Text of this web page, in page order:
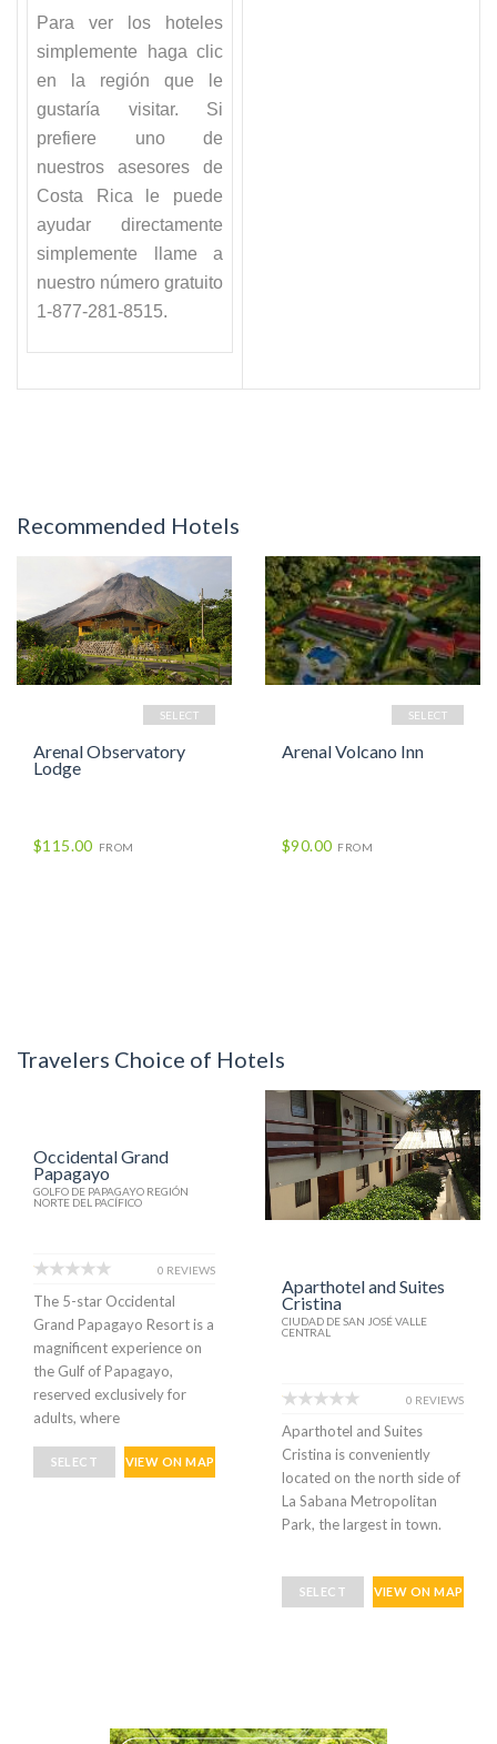
Para ver los hoteles
simplemente haga clic
en la región que le
gustaría visitar. Si
prefiere uno de
nuestros asesores de
Costa Rica le puede
ayudar directamente
simplemente llame a
nuestro número gratuito
1-877-281-8515.
Recommended Hotels
SELECT
Arenal Observatory
Lodge
$115.00 FROM
SELECT
Arenal Volcano Inn
$90.00 FROM
Travelers Choice of Hotels
Occidental Grand
Papagayo
GOLFO DE PAPAGAYO REGIÓN
NORTE DEL PACÍFICO
0 REVIEWS
The 5-star Occidental
Grand Papagayo Resort is a
magnificent experience on
the Gulf of Papagayo,
reserved exclusively for
adults, where
SELECT VIEW ON MAP
Aparthotel and Suites
Cristina
CIUDAD DE SAN JOSÉ VALLE
CENTRAL
0 REVIEWS
Aparthotel and Suites
Cristina is conveniently
located on the north side of
La Sabana Metropolitan
Park, the largest in town.
SELECT VIEW ON MAP